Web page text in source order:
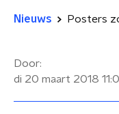
Nieuws
Door:
di 20 maart 2018